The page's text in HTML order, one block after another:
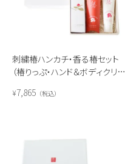
刺繍椿ハンカチ・香る椿セット
（椿りっぷ・ハンド＆ボディクリー
¥7,865 税込